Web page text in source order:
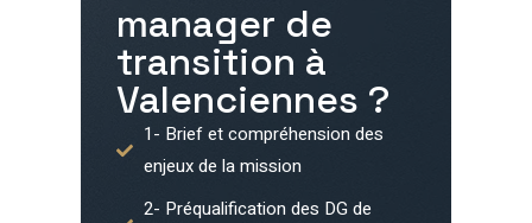
manager de
transition à
Valenciennes ?
1- Brief et compréhension des
enjeux de la mission
2- Préqualification des DG de